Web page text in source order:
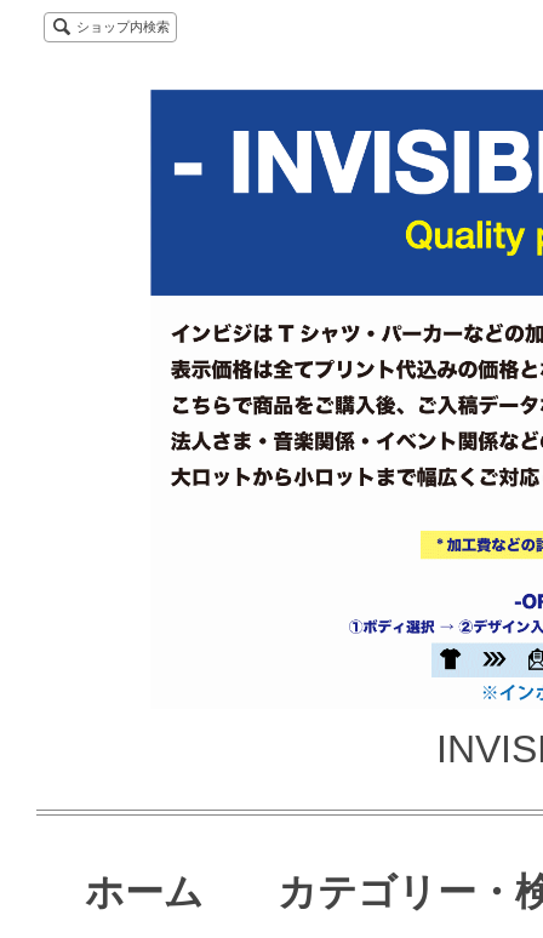
ショップ内検索
ホーム カテゴリー・